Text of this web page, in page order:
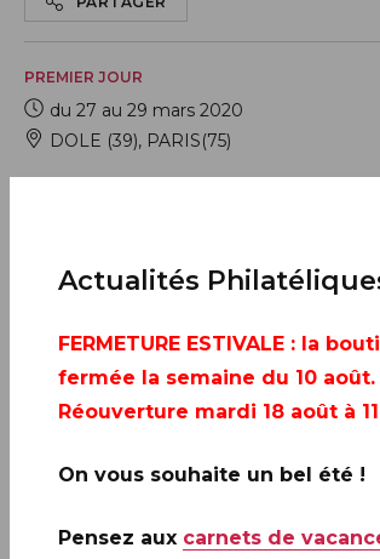
PREMIER JOUR
du 27 au 29 mars 2020
DOLE (39), PARIS(75)
Actualités
FERMETURE ESTIVALE : la
fermée la semaine du 10 août.
Réouverture mardi 18 août à
On vous souhaite un bel été !
Pensez aux carnets de